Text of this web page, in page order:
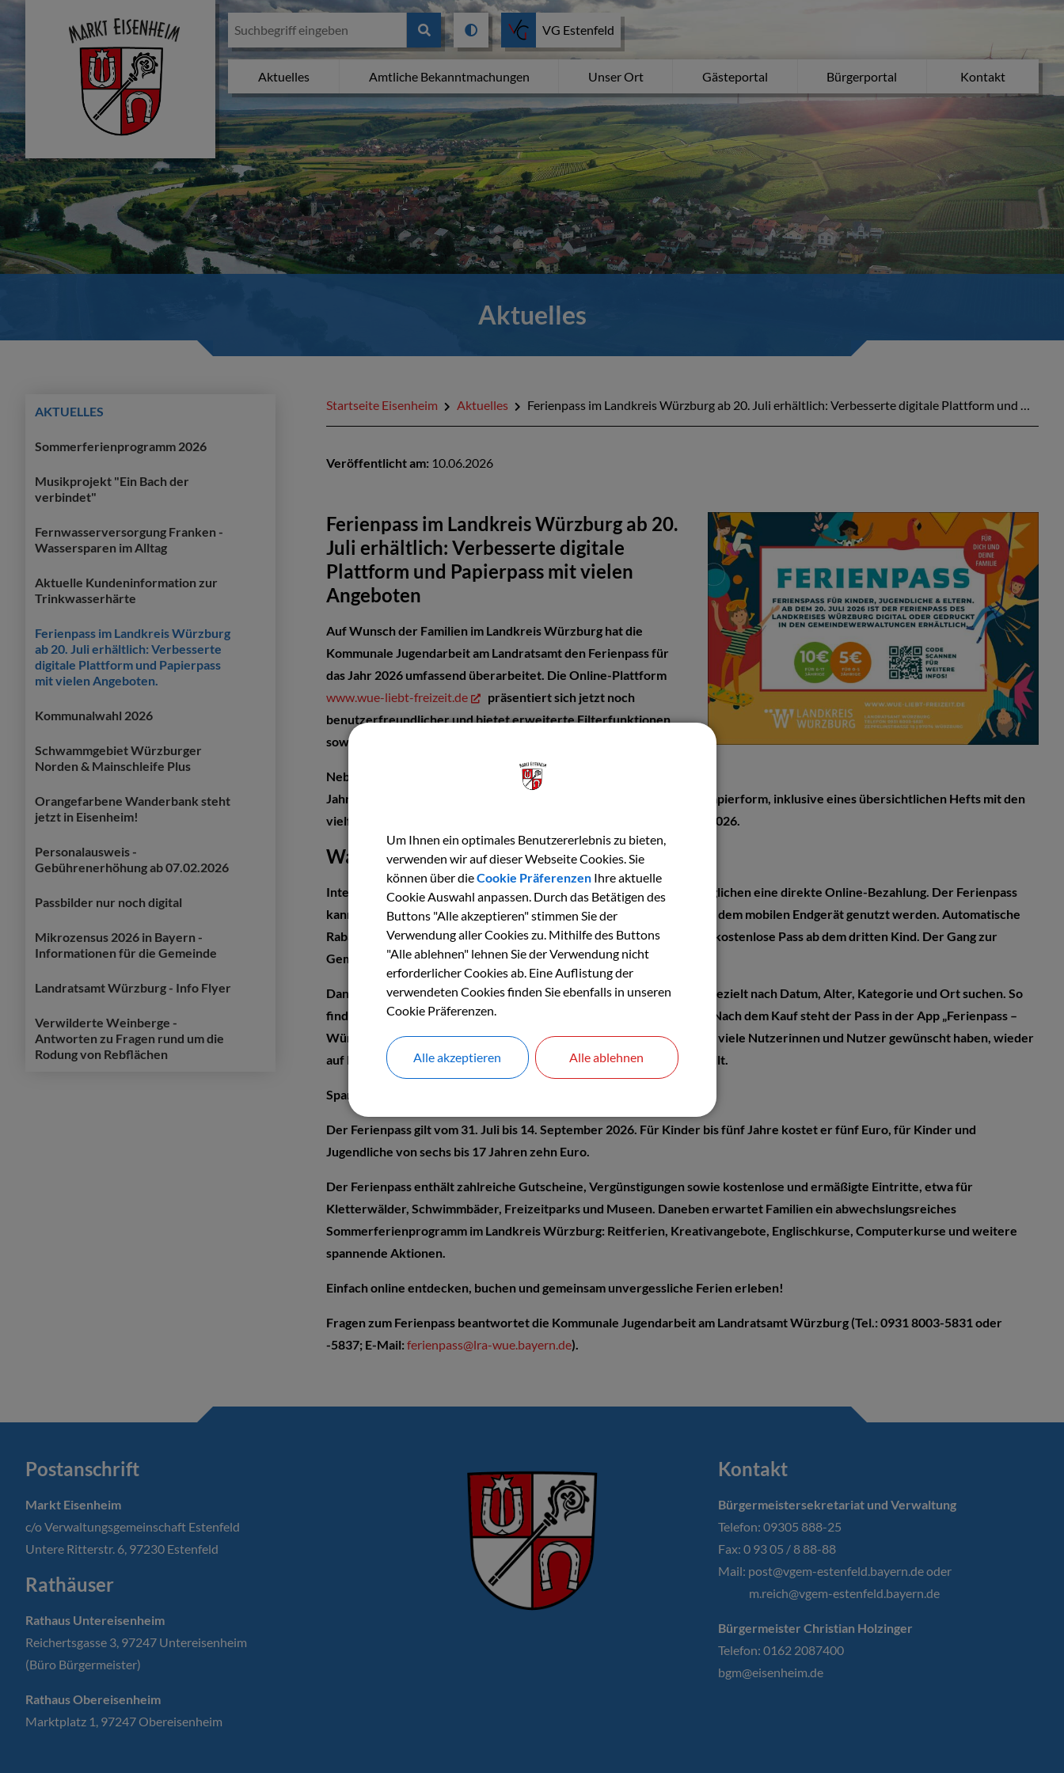
Aktuelles Amtliche Bekanntmachungen Unser Ort Gästeportal Bürgerportal Kontakt
VG Estenfeld
Aktuelles
AKTUELLES
Sommerferienprogramm 2026
Musikprojekt "Ein Bach der
verbindet"
Fernwasserversorgung Franken -
Wassersparen im Alltag
Aktuelle Kundeninformation zur
Trinkwasserhärte
Ferienpass im Landkreis Würzburg
ab 20. Juli erhältlich: Verbesserte
digitale Plattform und Papierpass
mit vielen Angeboten.
Kommunalwahl 2026
Schwammgebiet Würzburger
Norden & Mainschleife Plus
Orangefarbene Wanderbank steht
jetzt in Eisenheim!
Personalausweis -
Gebührenerhöhung ab 07.02.2026
Passbilder nur noch digital
Mikrozensus 2026 in Bayern -
Informationen für die Gemeinde
Landratsamt Würzburg - Info Flyer
Verwilderte Weinberge -
Antworten zu Fragen rund um die
Rodung von Rebflächen
Startseite Eisenheim Aktuelles Ferienpass im Landkreis Würzburg ab 20. Juli erhältlich: Verbesserte digitale Plattform und …
Veröffentlicht am: 10.06.2026
Ferienpass im Landkreis Würzburg ab 20.
Juli erhältlich: Verbesserte digitale
Plattform und Papierpass mit vielen
Angeboten
Auf Wunsch der Familien im Landkreis Würzburg hat die
Kommunale Jugendarbeit am Landratsamt den Ferienpass für
das Jahr 2026 umfassend überarbeitet. Die Online-Plattform
www.wue-liebt-freizeit.de
präsentiert sich jetzt noch
benutzerfreundlicher und bietet erweiterte Filterfunktionen
sowie moderne Zahlungsmöglichkeiten.
Neben der digitalen Variante gibt es den Ferienpass ab diesem
Jahr auch wieder in den Gemeindeverwaltungen in der klassischen Papierform, inklusive eines übersichtlichen Hefts mit den
vielfältigen Ferienangeboten. Erhältlich ist der Ferienpass ab 20. Juli 2026.
Was ist neu?
Integrierte Zahlungsmöglichkeiten wie Kreditkarte und Paypal ermöglichen eine direkte Online-Bezahlung. Der Ferienpass
kann somit innerhalb weniger Minuten erworben und unmittelbar auf dem mobilen Endgerät genutzt werden. Automatische
Rabatte werden direkt im Buchungsprozess berücksichtigt, etwa der kostenlose Pass ab dem dritten Kind. Der Gang zur
Gemeindeverwaltung ist nicht mehr erforderlich.
Dank neuer Filterfunktionen auf der Plattform lassen sich Angebote gezielt nach Datum, Alter, Kategorie und Ort suchen. So
finden Familien schnell und unkompliziert passende Ferienangebote. Nach dem Kauf steht der Pass in der App „Ferienpass –
Würzburg“ zur Verfügung. Zusätzlich wird der Ferienpass, wie es sich viele Nutzerinnen und Nutzer gewünscht haben, wieder
auf Papier mit einem Begleitheft zu den Ferienangeboten bereitgestellt.
Spannende Aktionen in den Sommerferien
Der Ferienpass gilt vom 31. Juli bis 14. September 2026. Für Kinder bis fünf Jahre kostet er fünf Euro, für Kinder und
Jugendliche von sechs bis 17 Jahren zehn Euro.
Der Ferienpass enthält zahlreiche Gutscheine, Vergünstigungen sowie kostenlose und ermäßigte Eintritte, etwa für
Kletterwälder, Schwimmbäder, Freizeitparks und Museen. Daneben erwartet Familien ein abwechslungsreiches
Sommerferienprogramm im Landkreis Würzburg: Reitferien, Kreativangebote, Englischkurse, Computerkurse und weitere
spannende Aktionen.
Einfach online entdecken, buchen und gemeinsam unvergessliche Ferien erleben!
Fragen zum Ferienpass beantwortet die Kommunale Jugendarbeit am Landratsamt Würzburg (Tel.: 0931 8003-5831 oder
-5837; E-Mail: ferienpass@lra-wue.bayern.de).
Postanschrift
Markt Eisenheim
c/o Verwaltungsgemeinschaft Estenfeld
Untere Ritterstr. 6, 97230 Estenfeld
Rathäuser
Rathaus Untereisenheim
Reichertsgasse 3, 97247 Untereisenheim
(Büro Bürgermeister)
Rathaus Obereisenheim
Marktplatz 1, 97247 Obereisenheim
Kontakt
Bürgermeistersekretariat und Verwaltung
Telefon: 09305 888-25
Fax: 0 93 05 / 8 88-88
Mail: post@vgem-estenfeld.bayern.de oder
m.reich@vgem-estenfeld.bayern.de
Bürgermeister Christian Holzinger
Telefon: 0162 2087400
bgm@eisenheim.de
Um Ihnen ein optimales Benutzererlebnis zu bieten,
verwenden wir auf dieser Webseite Cookies. Sie
können über dieCookie PräferenzenIhre aktuelle
Cookie Auswahl anpassen. Durch das Betätigen des
Buttons "Alle akzeptieren" stimmen Sie der
Verwendung aller Cookies zu. Mithilfe des Buttons
"Alle ablehnen" lehnen Sie der Verwendung nicht
erforderlicher Cookies ab. Eine Auflistung der
verwendeten Cookies finden Sie ebenfalls in unseren
Cookie Präferenzen.
Alle akzeptieren Alle ablehnen